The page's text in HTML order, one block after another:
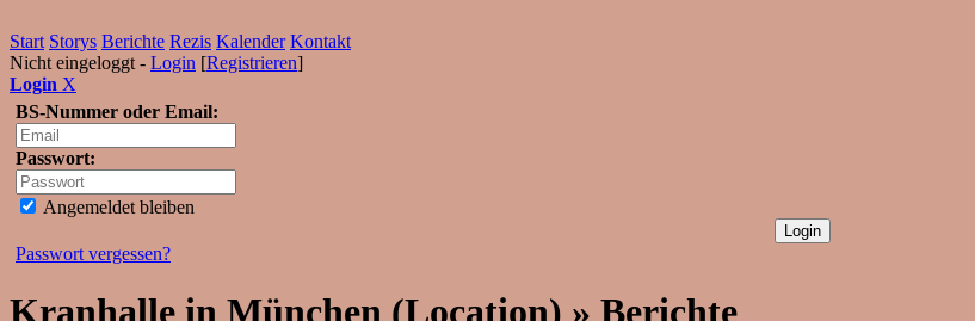
Start Storys Berichte Rezis Kalender Kontakt
Nicht eingeloggt - Login [Registrieren]
Login X
BS-Nummer oder Email:
Passwort:
Angemeldet bleiben
Passwort vergessen?
Kranhalle in München (Location) » Berichte